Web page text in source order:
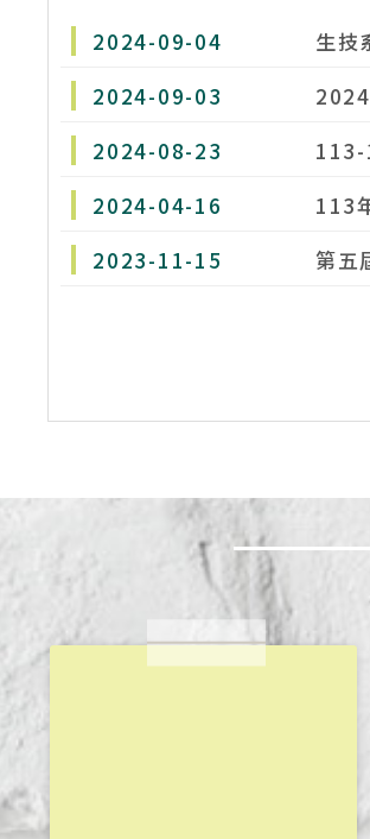
2024-09-04
生技
2024-09-03
2024-08-23
113-
2024-04-16
113
2023-11-15
第五